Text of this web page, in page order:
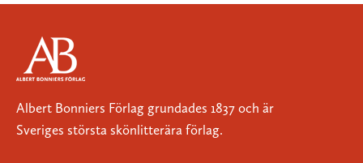
Albert Bonniers Förlag grundades 1837 och är
Sveriges största skönlitterära förlag.